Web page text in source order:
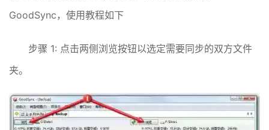
GoodSync，使用教程如下
步骤 1: 点击两侧浏览按钮以选定需要同步的双方文件
夹。